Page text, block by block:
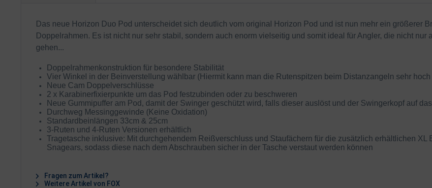
Das neue Horizon Duo Pod unterscheidet sich deutlich vom original Horizon Pod und ist nun mehr ein größerer
Doppelrahmen. Es ist nicht nur sehr stabil, sondern auch enorm vielseitig und somit ideal für Angler, die nicht
gehen...
Doppelrahmenkonstruktion für besondere Stabilität
Vier Winkel in der Beinverstellung wählbar (Hiermit kann man die Rutenspitzen beim Distanzangeln sehr hoch
Neue Cam Doppelverschlüsse
2 x Karabinerfixierpunkte um das Pod festzubinden oder zu beschweren
Neue Gummipuffer am Pod, damit der Swinger geschützt wird, falls dieser auslöst und der Swingerkopf auf
Durchweg Messinggewinde (Keine Oxidation)
Standardbeinlängen 33cm & 25cm
3-Ruten und 4-Ruten Versionen erhältlich
Tragetasche inklusive: Mit durchgehendem Reißverschluss und Staufächern für die zusätzlich erhältlichen XL
Snagears, sodass diese nach dem Abschrauben sicher in der Tasche verstaut werden können
Fragen zum Artikel?
Weitere Artikel von FOX